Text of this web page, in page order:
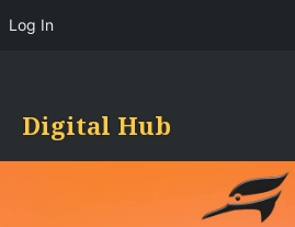
content
Digital Hub
Log In